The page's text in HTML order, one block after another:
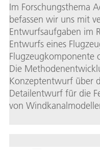
Im Forschungsthema
befassen wir uns mit
Entwurfsaufgaben im
Entwurfs eines
Flugzeugkomponente
Die
Konzeptentwurf über
Detailentwurf für die
von